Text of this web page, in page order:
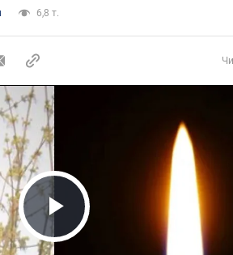
6,8 т.
Play Video